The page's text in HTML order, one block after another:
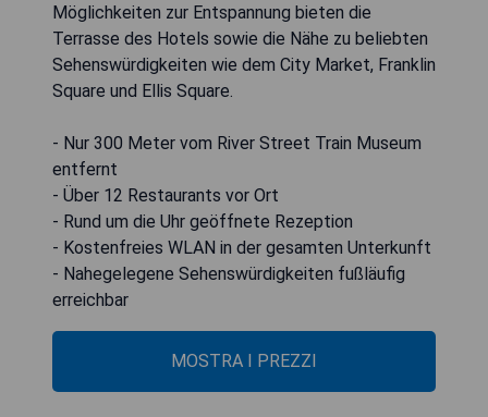
Möglichkeiten zur Entspannung bieten die
Terrasse des Hotels sowie die Nähe zu beliebten
Sehenswürdigkeiten wie dem City Market, Franklin
Square und Ellis Square.
- Nur 300 Meter vom River Street Train Museum
entfernt
- Über 12 Restaurants vor Ort
- Rund um die Uhr geöffnete Rezeption
- Kostenfreies WLAN in der gesamten Unterkunft
- Nahegelegene Sehenswürdigkeiten fußläufig
erreichbar
MOSTRA I PREZZI